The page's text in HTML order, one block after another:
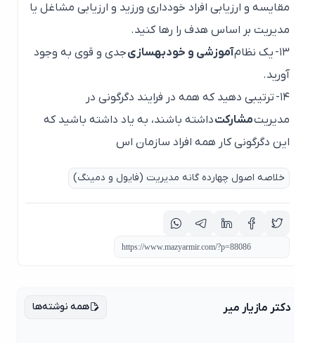
مقایسه و ارزیابی افراد خودداری ورزید و ارزیابی مشاغل یا
مدیریت بر اساس هدف را رها کنید.
یک نظامآموزشی و خودبهسازیجدی و قوی به وجود
آورید.
ترتیبی دهید که همه در فرایند دگرگونی در
مدیریتمشارکتداشته باشند، به یاد داشته باشید که
این دگرگونی کار همه افراد سازمان اس
خلاصه اصول چهارده گانه مدیریت (فایول و دمینگ)
دکتر مازیار میر همه نوشته‌ها